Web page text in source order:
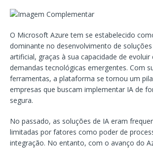
O Microsoft Azure tem se estabelecido
dominante no desenvolvimento de
artificial, graças à sua capacidade de evoluir
demandas tecnológicas emergentes. Com
ferramentas, a plataforma se tornou um
empresas que buscam implementar IA de
segura.
No passado, as soluções de IA eram
limitadas por fatores como poder de
integração. No entanto, com o avanço do